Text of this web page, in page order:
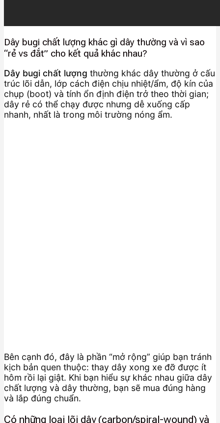
Dây bugi chất lượng khác gì dây thường và vì sao
“rẻ vs đắt” cho kết quả khác nhau?
Dây bugi chất lượng thường khác dây thường ở cấu
trúc lõi dẫn, lớp cách điện chịu nhiệt/ẩm, độ kín của
chụp (boot) và tính ổn định điện trở theo thời gian;
dây rẻ có thể chạy được nhưng dễ xuống cấp
nhanh, nhất là trong môi trường nóng ẩm.
Bên cạnh đó, đây là phần “mở rộng” giúp bạn tránh
kịch bản quen thuộc: thay dây xong xe đỡ được ít
hôm rồi lại giật. Khi bạn hiểu sự khác nhau giữa dây
chất lượng và dây thường, bạn sẽ mua đúng hàng
và lắp đúng chuẩn.
Có những loại lõi dây (carbon/spiral-wound) và